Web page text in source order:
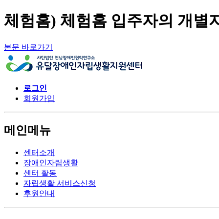
체험홈) 체험홈 입주자의 개별
본문 바로가기
로그인
회원가입
메인메뉴
센터소개
장애인자립생활
센터 활동
자립생활 서비스신청
후원안내